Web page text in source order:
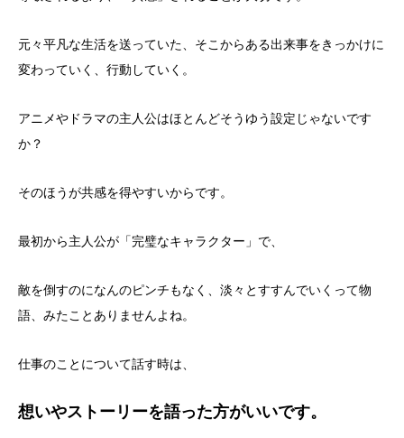
元々平凡な生活を送っていた、そこからある出来事をきっかけに
変わっていく、行動していく。
アニメやドラマの主人公はほとんどそうゆう設定じゃないです
か？
そのほうが共感を得やすいからです。
最初から主人公が「完璧なキャラクター」で、
敵を倒すのになんのピンチもなく、淡々とすすんでいくって物
語、みたことありませんよね。
仕事のことについて話す時は、
想いやストーリーを語った方がいいです。